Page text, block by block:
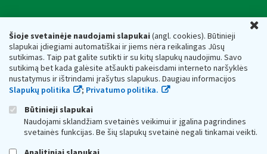
Šioje svetainėje naudojami slapukai(angl. cookies). Būtinieji
slapukai įdiegiami automatiškai ir jiems nėra reikalingas Jūsų
sutikimas. Taip pat galite sutikti ir su kitų slapukų naudojimu. Savo
sutikimą bet kada galėsite atšaukti pakeisdami interneto naršyklės
nustatymus ir ištrindami įrašytus slapukus. Daugiau informacijos
Slapukų politika
; Privatumo politika.
Būtinieji slapukai
Naudojami sklandžiam svetainės veikimui ir įgalina pagrindines
svetainės funkcijas. Be šių slapukų svetainė negali tinkamai veikti.
Respublikos finansų ministerijos
Biudžetinė įstaiga. Juridinio asmens kodas — 188659752,
adresas: Vasario 16-osios g. 14, 01107 Vilnius, Lietuva, el.paštas:
vmi@vmi.lt, E. pristatymo dėžutės adresas 188659752
Duomenys apie Valstybinę mokesčių inspekciją prie Lietuvos
Respublikos finansų ministerijos kaupiami ir saugomi Juridinių